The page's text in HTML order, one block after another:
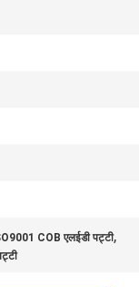
COB एलईडी पट्टी,